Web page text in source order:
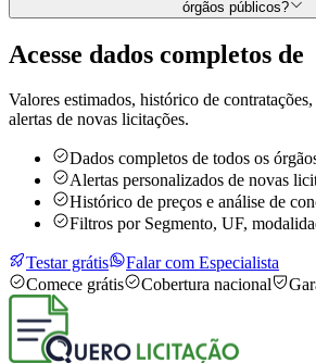
órgãos públicos?
Acesse dados completos de
Valores estimados, histórico de
alertas de novas licitações.
Dados completos de todos os
Alertas personalizados de novas
Histórico de preços e análise de
Filtros por Segmento, UF,
Testar grátis
Falar com Especialista
Comece grátis
Cobertura nacional